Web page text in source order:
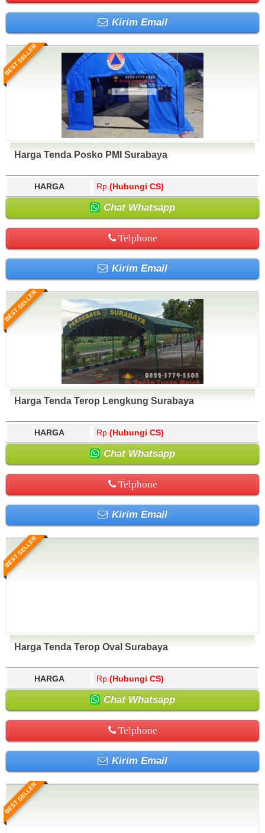
Kirim Email
BEST SELLER
Harga Tenda Posko PMI Surabaya
HARGA Rp. (Hubungi CS)
Chat Whatsapp
Telphone
Kirim Email
BEST SELLER
Harga Tenda Terop Lengkung Surabaya
HARGA Rp. (Hubungi CS)
Chat Whatsapp
Telphone
Kirim Email
BEST SELLER
Harga Tenda Terop Oval Surabaya
HARGA Rp. (Hubungi CS)
Chat Whatsapp
Telphone
Kirim Email
BEST SELLER